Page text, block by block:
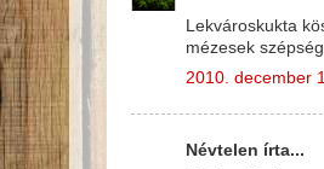
Lekvároskukta
mézesek
2010. december
Névtelen írta...